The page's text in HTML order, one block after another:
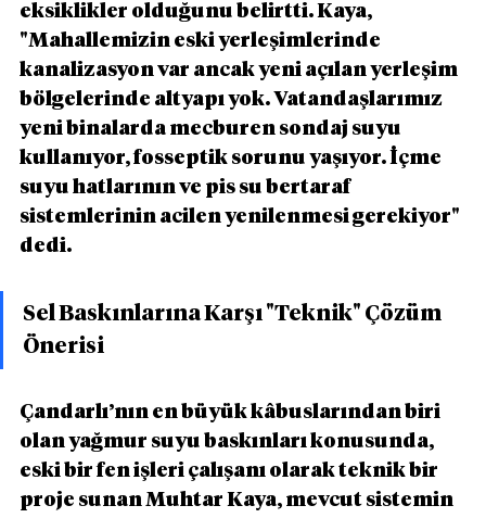
eksiklikler olduğunu belirtti. Kaya,
"Mahallemizin eski yerleşimlerinde
kanalizasyon var ancak yeni açılan yerleşim
bölgelerinde altyapı yok. Vatandaşlarımız
yeni binalarda mecburen sondaj suyu
kullanıyor, fosseptik sorunu yaşıyor. İçme
suyu hatlarının ve pis su bertaraf
sistemlerinin acilen yenilenmesi gerekiyor"
dedi.
Sel Baskınlarına Karşı "Teknik" Çözüm
Önerisi
Çandarlı’nın en büyük kâbuslarından biri
olan yağmur suyu baskınları konusunda,
eski bir fen işleri çalışanı olarak teknik bir
proje sunan Muhtar Kaya, mevcut sistemin